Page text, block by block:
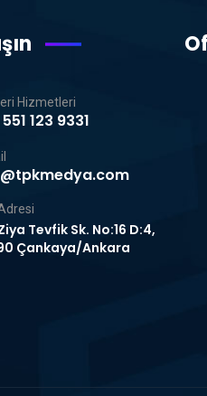
Hizmetleri
123 9331
Tevfik Sk. No:16 D:4,
Çankaya/Ankara